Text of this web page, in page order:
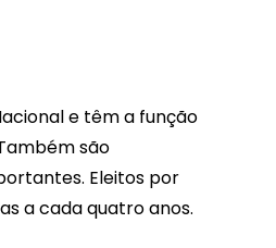
e têm a função
são
Eleitos por
a cada quatro anos.